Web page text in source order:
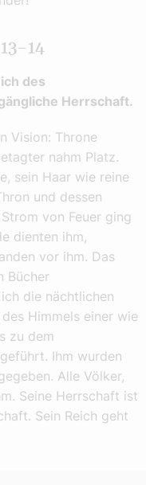
des
Herrschaft.
Vision: Throne
nahm Platz.
sein Haar wie reine
und dessen
von Feuer ging
dienten ihm,
vor ihm. Das
Bücher
die nächtlichen
Himmels einer wie
zu dem
Ihm wurden
Alle Völker,
Seine Herrschaft ist
Sein Reich geht